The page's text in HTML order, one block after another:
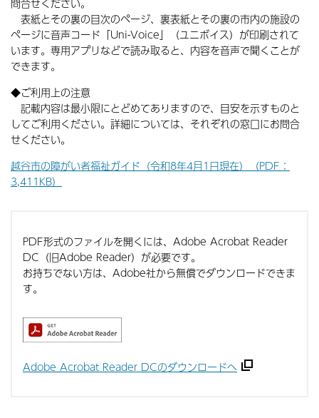
表紙とその裏の目次のページ、裏表紙とその裏の市内の施設の
ページに音声コード「Uni-Voice」（ユニボイス）が印刷されて
います。専用アプリなどで読み取ると、内容を音声で聞くことが
できます。
◆ご利用上の注意
記載内容は最小限にとどめてありますので、目安を示すものと
してご利用ください。詳細については、それぞれの窓口にお問合
せください。
越谷市の障がい者福祉ガイド（令和8年4月1日現在）（PDF：
3,411KB）
PDF形式のファイルを開くには、Adobe Acrobat Reader
DC（旧Adobe Reader）が必要です。
お持ちでない方は、Adobe社から無償でダウンロードできま
す。
Adobe Acrobat Reader DCのダウンロードへ